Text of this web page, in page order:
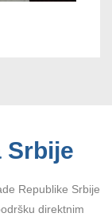
Srbije
Republike Srbije
direktnim